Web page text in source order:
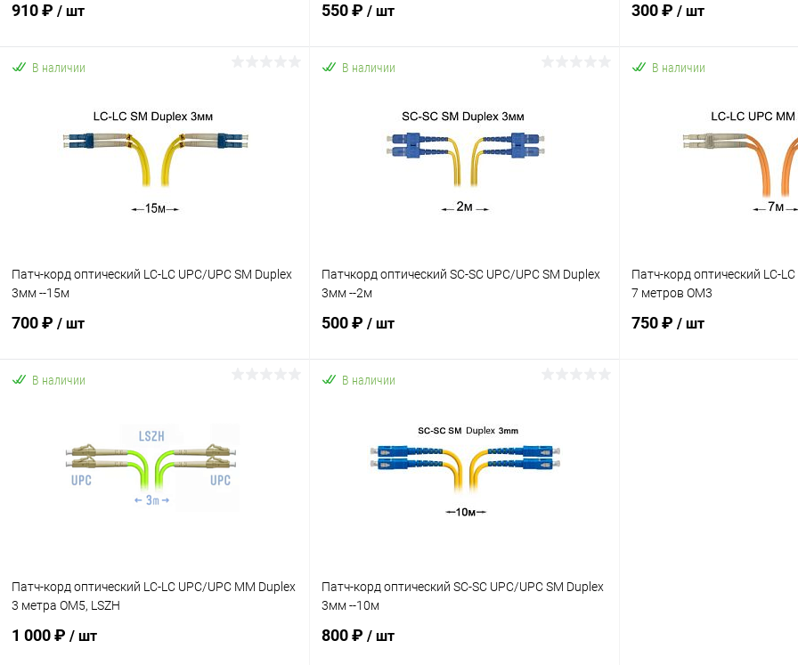
910 ₽ / шт
Купить в 1 клик К сравнению
550 ₽ / шт
Купить в 1 клик К сравнению
В избранное В наличии
300 ₽ / шт
Купить в 1 клик
В наличии
Патч-корд оптический LC-LC UPC/UPC SM Duplex
3мм --15м
700 ₽ / шт
Купить в 1 клик К сравнению
В избранное В наличии
В наличии
Патчкорд оптический SC-SC UPC/UPC SM Duplex
3мм --2м
500 ₽ / шт
Купить в 1 клик К сравнению
В избранное В наличии
В наличии
Патч-корд оптический LC-
7 метров OM3
750 ₽ / шт
В наличии
Патч-корд оптический LC-LC UPC/UPC MM Duplex
3 метра OM5, LSZH
1 000 ₽ / шт
В наличии
Патч-корд оптический SC-SC UPC/UPC SM Duplex
3мм --10м
800 ₽ / шт